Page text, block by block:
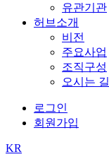
유관기관
허브소개
비전
주요사업
조직구성
오시는 길
로그인
회원가입
KR